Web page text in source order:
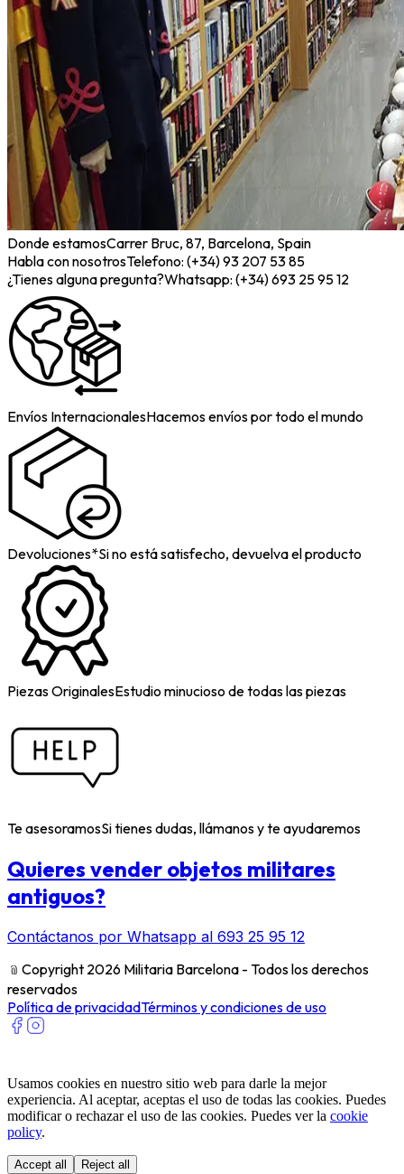
Donde estamosCarrer Bruc, 87, Barcelona, Spain
Habla con nosotrosTelefono: (+34) 93 207 53 85
¿Tienes alguna pregunta?Whatsapp: (+34) 693 25 95 12
Envíos InternacionalesHacemos envíos por todo el mundo
Devoluciones*Si no está satisfecho, devuelva el producto
Piezas OriginalesEstudio minucioso de todas las piezas
Te asesoramosSi tienes dudas, llámanos y te ayudaremos
Quieres vender objetos militares
antiguos?
Contáctanos por Whatsapp al 693 25 95 12
﹫ Copyright 2026 Militaria Barcelona - Todos los derechos
reservados
Política de privacidadTérminos y condiciones de uso
Usamos cookies en nuestro sitio web para darle la mejor
experiencia. Al aceptar, aceptas el uso de todas las cookies. Puedes
modificar o rechazar el uso de las cookies. Puedes ver la cookie
policy.
Accept all Reject all